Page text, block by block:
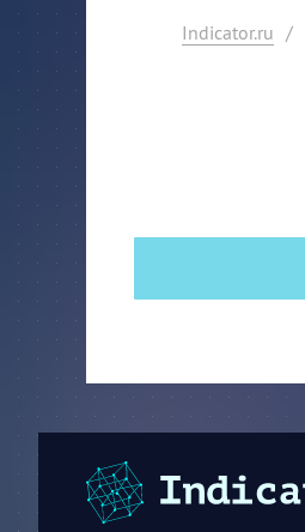
Indicator.ru /